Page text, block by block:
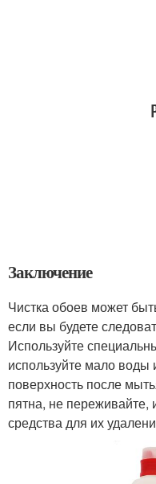
Заключение
Чистка обоев может
если вы будете
Используйте
используйте мало
поверхность после
пятна, не переживайте,
средства для их